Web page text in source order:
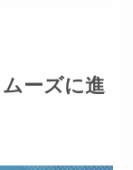
ーズに進